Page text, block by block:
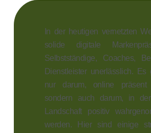
In der heutigen vernetzten
solide digitale
Selbstständige, Coaches,
Dienstleister unerlässlich. Es
nur darum, online
sondern auch darum, in
Landschaft positiv
werden. Hier sind einige